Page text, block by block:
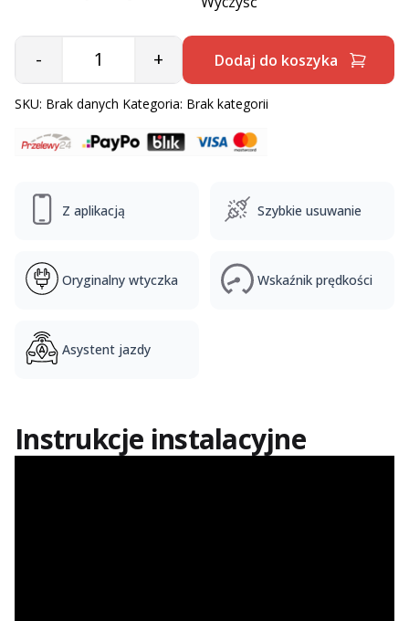
Quantity
- + Dodaj do koszyka
SKU: Brak danych Kategoria: Brak kategorii
Z aplikacją Szybkie usuwanie
Oryginalny wtyczka Wskaźnik prędkości
Asystent jazdy
Instrukcje instalacyjne